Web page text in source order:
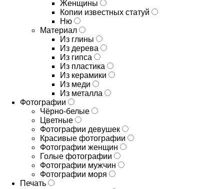
Женщины
Копии известных статуй
Ню
Материал
Из глины
Из дерева
Из гипса
Из пластика
Из керамики
Из меди
Из металла
Фотографии
Чёрно-белые
Цветные
Фотографии девушек
Красивые фотографии
Фотографии женщин
Голые фотографии
Фотографии мужчин
Фотографии моря
Печать